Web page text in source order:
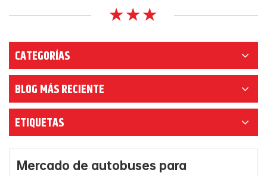
★ ★ ★
CATEGORÍAS
BLOG MÁS RECIENTE
ETIQUETAS
Mercado de autobuses para